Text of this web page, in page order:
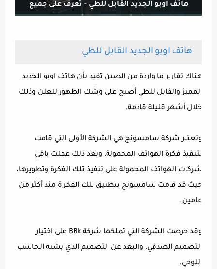
هاتف اوبو الجديد القابل للطي - تعرف على جميع
هاتف اوبو الجديد القابل للطي
هناك تقارير ما واردة من الصين تفيد بأن هاتف اوبو الجديد
المميز والقابل للطي أصبح على وشك الظهور للعلن وذلك
خلال أشهر قليلة قادمة.
وتعتبر شركة سامسونج هي الشركة الأولى التي قامت
بتنفيذ فكرة الهواتف المحمولة، وبعد ذلك عملت باقي
شركات الهواتف المحمولة على تنفيذ تلك الفكرة وتطويرها،
حيث قد قامت سامسونج بتطبيق تلك الفكر ة منذ أكثر من
عامين.
وقد حرصت الشركة التي تملكها شركة BBk على اختيار
التصميم الصدفي، والبعد عن التصميم الذي يشبه الحاسب
اللوحي.